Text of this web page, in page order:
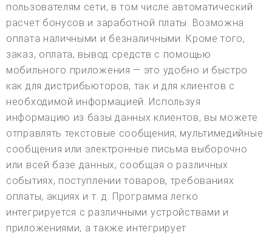
пользователям сети, в том числе автоматический
расчет бонусов и заработной платы. Возможна
оплата наличными и безналичными. Кроме того,
заказ, оплата, вывод средств с помощью
мобильного приложения — это удобно и быстро
как для дистрибьюторов, так и для клиентов с
необходимой информацией. Используя
информацию из базы данных клиентов, вы можете
отправлять текстовые сообщения, мультимедийные
сообщения или электронные письма выборочно
или всей базе данных, сообщая о различных
событиях, поступлении товаров, требованиях
оплаты, акциях и т. д. Программа легко
интегрируется с различными устройствами и
приложениями, а также интегрирует